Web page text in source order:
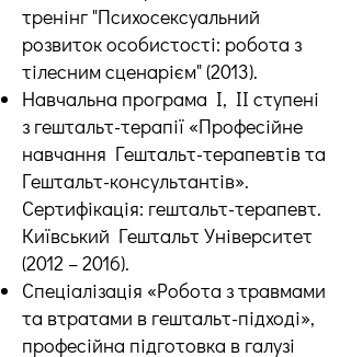
тренінг "Психосексуальний
розвиток особистості: робота з
тілесним сценарієм" (2013).
Навчальна програма І, ІІ ступені
з гештальт-терапії «Професійне
навчання Гештальт-терапевтів та
Гештальт-консультантів».
Сертифікація: гештальт-терапевт.
Київський Гештальт Університет
(2012 – 2016).
Спеціалізація «Робота з травмами
та втратами в гештальт-підході»,
професійна підготовка в галузі